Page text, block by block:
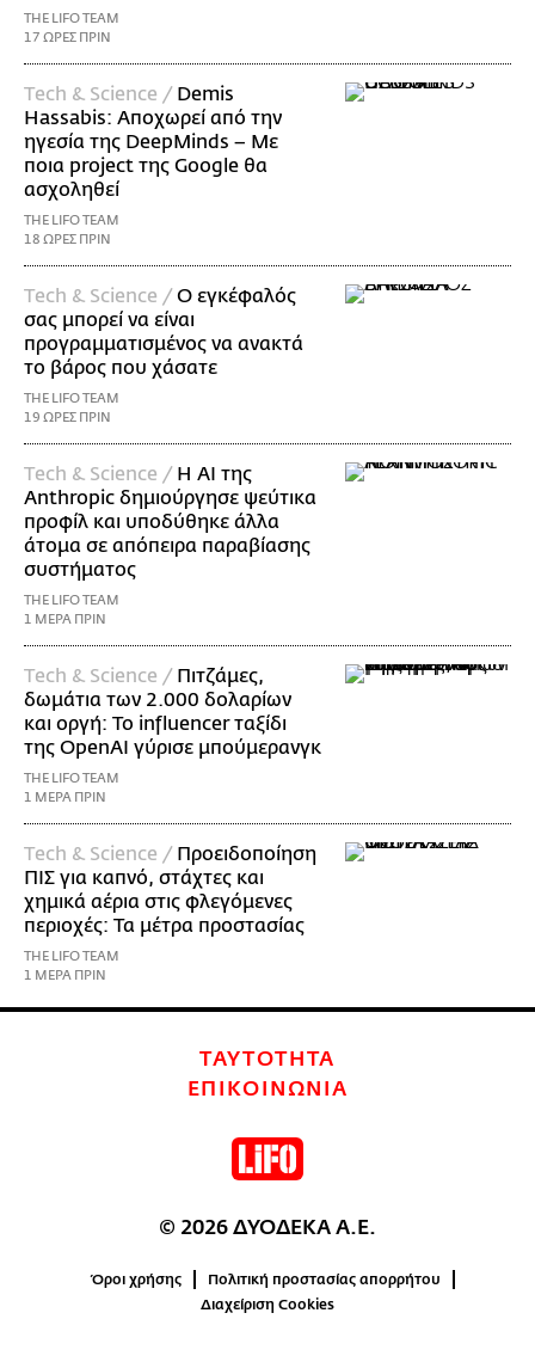
THE LIFO TEAM
17 ΩΡΕΣ ΠΡΙΝ
Τech & Science / Demis
Hassabis: Αποχωρεί από την
ηγεσία της DeepMinds – Με
ποια project της Google θα
ασχοληθεί
THE LIFO TEAM
18 ΩΡΕΣ ΠΡΙΝ
Τech & Science /Ο εγκέφαλός
σας μπορεί να είναι
προγραμματισμένος να ανακτά
το βάρος που χάσατε
THE LIFO TEAM
19 ΩΡΕΣ ΠΡΙΝ
Τech & Science / Η AI της
Anthropic δημιούργησε ψεύτικα
προφίλ και υποδύθηκε άλλα
άτομα σε απόπειρα παραβίασης
συστήματος
THE LIFO TEAM
1 ΜΕΡΑ ΠΡΙΝ
Τech & Science / Πιτζάμες,
δωμάτια των 2.000 δολαρίων
και οργή: Το influencer ταξίδι
της OpenAI γύρισε μπούμερανγκ
THE LIFO TEAM
1 ΜΕΡΑ ΠΡΙΝ
Τech & Science / Προειδοποίηση
ΠΙΣ για καπνό, στάχτες και
χημικά αέρια στις φλεγόμενες
περιοχές: Τα μέτρα προστασίας
THE LIFO TEAM
1 ΜΕΡΑ ΠΡΙΝ
ΤΑΥΤΟΤΗΤΑ
ΕΠΙΚΟΙΝΩΝΙΑ
© 2026 ΔΥΟΔΕΚΑ Α.Ε.
Όροι χρήσης
Πολιτική προστασίας απορρήτου
Διαχείριση Cookies